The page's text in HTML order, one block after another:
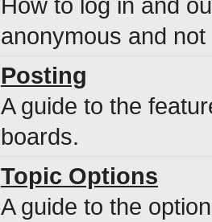
How to log in and
anonymous and
Posting
A guide to the
boards.
Topic Options
A guide to the